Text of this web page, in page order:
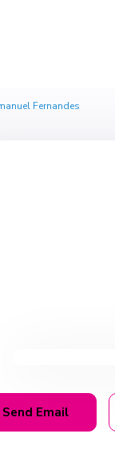
Fernandes
Send Email